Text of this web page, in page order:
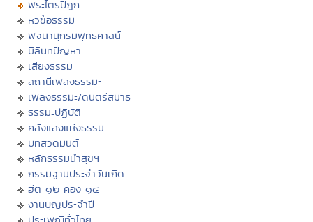
พระไตรปิฏก
หัวข้อธรรม
พจนานุกรมพุทธศาสน์
มิลินทปัญหา
เสียงธรรม
สถานีเพลงธรรมะ
เพลงธรรมะ/ดนตรีสมาธิ
ธรรมะปฏิบัติ
คลังแสงแห่งธรรม
บทสวดมนต์
หลักธรรมนำสุขฯ
กรรมฐานประจำวันเกิด
ฮีต ๑๒ คอง ๑๔
งานบุญประจำปี